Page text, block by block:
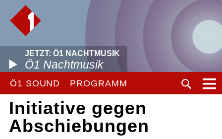
JETZT: Ö1 NACHTMUSIK
Ö1 Nachtmusik
Ö1 SOUND PROGRAMM
Initiative gegen
Abschiebungen